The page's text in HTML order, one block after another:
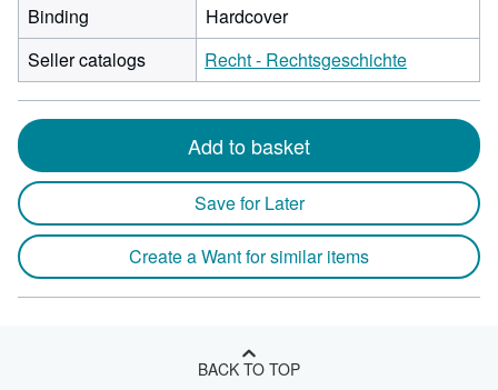
Binding
Hardcover
Seller catalogs
Recht - Rechtsgeschichte
Add to basket
Save for Later
Create a Want for similar items
BACK TO TOP